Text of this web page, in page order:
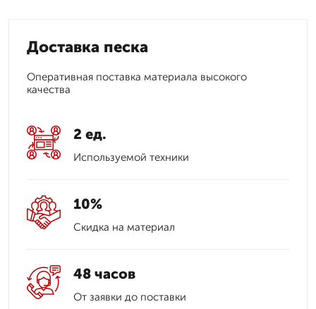
Доставка песка
Оперативная поставка материала высокого
качества
2 ед.
Используемой техники
10%
Скидка на материал
48 часов
От заявки до поставки